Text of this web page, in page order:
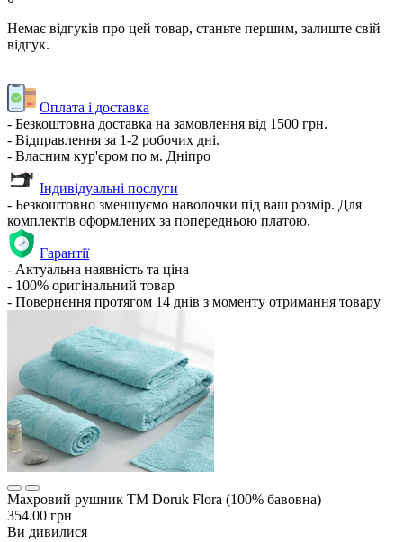
Немає відгуків про цей товар, станьте першим, залиште свій
відгук.
Оплата і доставка
- Безкоштовна доставка на замовлення від 1500 грн.
- Відправлення за 1-2 робочих дні.
- Власним кур'єром по м. Дніпро
Індивідуальні послуги
- Безкоштовно зменшуємо наволочки під ваш розмір. Для
комплектів оформлених за попередньою платою.
Гарантії
- Актуальна наявність та ціна
- 100% оригінальний товар
- Повернення протягом 14 днів з моменту отримання товару
Махровий рушник ТМ Doruk Flora (100% бавовна)
354.00 грн
Ви дивилися